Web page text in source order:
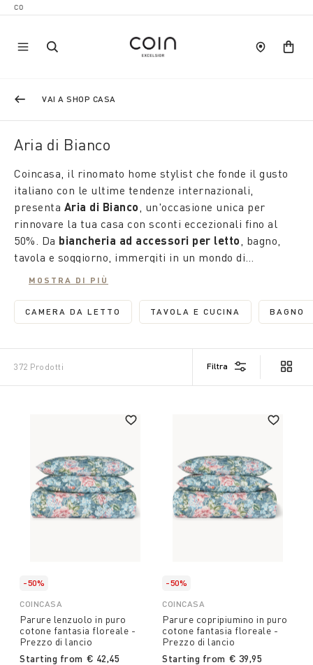
VAI A SHOP CASA
Aria di Bianco
Coincasa, il rinomato home stylist che fonde il gusto
italiano con le ultime tendenze internazionali,
presenta Aria di Bianco, un'occasione unica per
rinnovare la tua casa con sconti eccezionali fino al
50%. Da biancheria ad accessori per letto, bagno,
tavola e soggiorno, immergiti in un mondo di
suggestioni che raccontano la nostra unicità.
MOSTRA DI PIÙ
CAMERA DA LETTOREFINE BY CATEGORIA: CAMERA DA LETTO
TAVOLA E CUCINA
REFINE BY BAGNO
372 Prodotti Filtra
-50%
COINCASA
Parure lenzuolo in puro
cotone fantasia floreale -
Prezzo di lancio
Starting from € 42,45
-50%
COINCASA
Parure copripiumino in puro
cotone fantasia floreale -
Prezzo di lancio
Starting from € 39,95